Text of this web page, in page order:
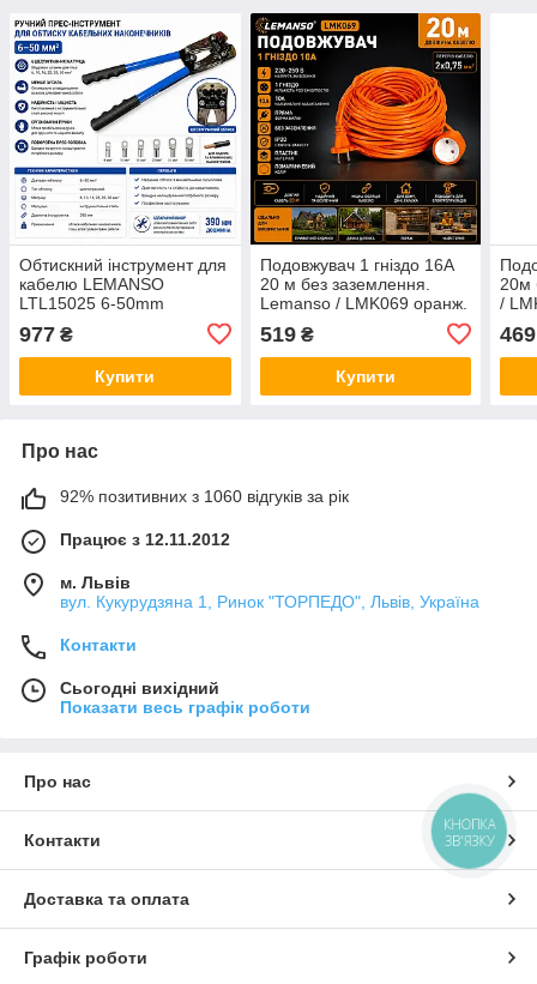
Обтискний інструмент для
кабелю LEMANSO
LTL15025 6-50mm
977 ₴
Купити
Подовжувач 1 гніздо 16A
20 м без заземлення.
Lemanso / LMK069 оранж.
519₴
Купити
20м
/
469
Про нас
92% позитивних з 1060 відгуків за рік
Працює з 12.11.2012
м. Львів
вул. Кукурудзяна 1, Ринок "ТОРПЕДО", Львів, Україна
Контакти
Сьогодні вихідний
Показати весь графік роботи
Про нас
Контакти
Доставка та оплата
Графік роботи
КНОПКА
ЗВ'ЯЗКУ